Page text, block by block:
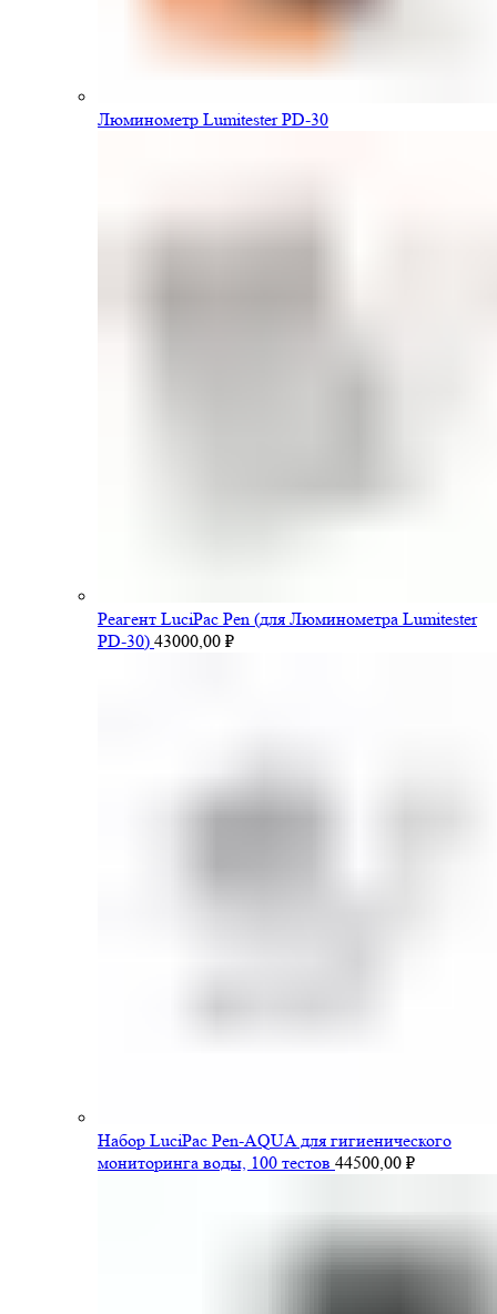
Люминометр Lumitester PD-30
Pеагент LuciPac Pen (для Люминометра Lumitester
PD-30) 43000,00 ₽
Набор LuciPac Pen-AQUA для гигиенического
мониторинга воды, 100 тестов 44500,00 ₽